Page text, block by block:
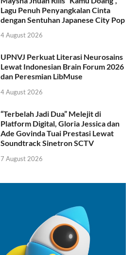
Lagu Penuh Penyangkalan Cinta
dengan Sentuhan Japanese City Pop
4 August 2026
UPNVJ Perkuat Literasi Neurosains
Lewat Indonesian Brain Forum 2026
dan Peresmian LibMuse
4 August 2026
“Terbelah Jadi Dua” Melejit di
Platform Digital, Gloria Jessica dan
Ade Govinda Tuai Prestasi Lewat
Soundtrack Sinetron SCTV
7 August 2026